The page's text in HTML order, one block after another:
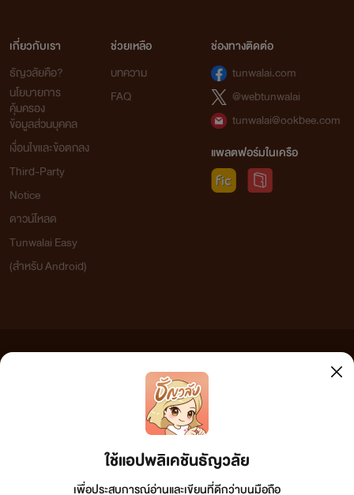
ใช้แอปพลิเคชันธัญวลัย
เพื่อประสบการณ์อ่านและเขียนที่ดีกว่าบนมือถือ
เกี่ยวกับเรา
ธัญวลัยคือ?
นโยบายการ
คุ้มครอง
ข้อมูลส่วนบุคคล
เงื่อนไขและข้อตกลง
Third-Party
Notice
ดาวน์โหลด
Tunwalai Easy
(สำหรับ Android)
ช่วยเหลือ
บทความ
FAQ
ช่องทางติดต่อ
tunwalai.com
@webtunwalai
tunwalai@ookbee.com
แพลตฟอร์มในเครือ
เว็บไซต์แห่งนี้ไม่ได้เห็นด้วยและไม่ขอรับผิดชอบต่อข้อความใดๆ ทั้งสิ้น ดังนั้นผู้อ่านทุกท่านโปรดใช้
วิจารณญาณในการกลั่นกรองด้วยตนเอง และหากท่านพบข้อความใดๆ ที่ขัดต่อกฎหมายและศีลธรรม
กรุณาแจ้งมาที่ tunwalai@ookbee.com เพื่อทีมงานจะได้ดำเนินการในทันที ทั้งนี้ ทางเว็บไซต์ขอสงวน
ลิขสิทธิ์ตามพระราชบัญญัติลิขสิทธิ์ (ฉบับเพิ่มเติม) พ.ศ.2558